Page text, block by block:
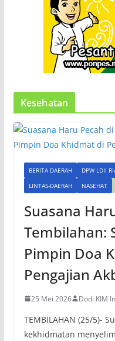
Kesehatan
BERITA DAERAH DPW LDII
LINTAS-DAERAH
NASEHAT
Suasana
Tembilahan:
Pimpin Doa
Pengajian
25 Mei 2026 Dodi KIM
TEMBILAHAN (25/5)-
kekhidmatan